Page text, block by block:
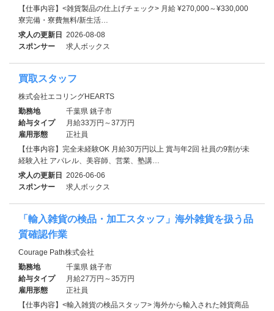
【仕事内容】<雑貨製品の仕上げチェック> 月給 ¥270,000～¥330,000
寮完備・寮費無料/新生活…
求人の更新日 2026-08-08
スポンサー
求人ボックス
買取スタッフ
株式会社エコリングHEARTS
勤務地
千葉県 銚子市
給与タイプ
月給33万円～37万円
雇用形態
正社員
【仕事内容】完全未経験OK 月給30万円以上 賞与年2回 社員の9割が未
経験入社 アパレル、美容師、営業、塾講…
求人の更新日 2026-06-06
スポンサー
求人ボックス
「輸入雑貨の検品・加工スタッフ」海外雑貨を扱う品
質確認作業
Courage Path株式会社
勤務地
千葉県 銚子市
給与タイプ
月給27万円～35万円
雇用形態
正社員
【仕事内容】<輸入雑貨の検品スタッフ> 海外から輸入された雑貨商品